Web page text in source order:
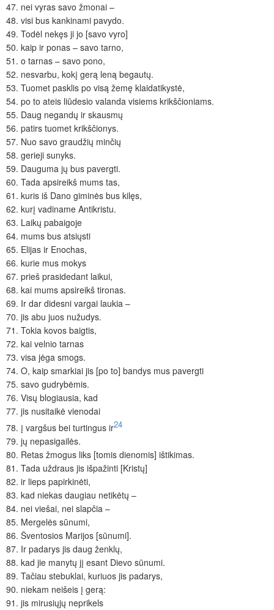
47. nei vyras savo žmonai –
48. visi bus kankinami pavydo.
49. Todėl nekęs ji jo [savo vyro]
50. kaip ir ponas – savo tarno,
51. o tarnas – savo pono,
52. nesvarbu, kokį gerą leną begautų.
53. Tuomet pasklis po visą žemę klaidatikystė,
54. po to ateis liūdesio valanda visiems krikščioniams.
55. Daug negandų ir skausmų
56. patirs tuomet krikščionys.
57. Nuo savo graudžių minčių
58. gerieji sunyks.
59. Dauguma jų bus pavergti.
60. Tada apsireikš mums tas,
61. kuris iš Dano giminės bus kilęs,
62. kurį vadiname Antikristu.
63. Laikų pabaigoje
64. mums bus atsiųsti
65. Elijas ir Enochas,
66. kurie mus mokys
67. prieš prasidedant laikui,
68. kai mums apsireikš tironas.
69. Ir dar didesni vargai laukia –
70. jis abu juos nužudys.
71. Tokia kovos baigtis,
72. kai velnio tarnas
73. visa jėga smogs.
74. O, kaip smarkiai jis [po to] bandys mus pavergti
75. savo gudrybėmis.
76. Visų blogiausia, kad
77. jis nusitaikė vienodai
78. į vargšus bei turtingus ir24
79. jų nepasigailės.
80. Retas žmogus liks [tomis dienomis] ištikimas.
81. Tada uždraus jis išpažinti [Kristų]
82. ir lieps papirkinėti,
83. kad niekas daugiau netikėtų –
84. nei viešai, nei slapčia –
85. Mergelės sūnumi,
86. Šventosios Marijos [sūnumi].
87. Ir padarys jis daug ženklų,
88. kad jie manytų jį esant Dievo sūnumi.
89. Tačiau stebuklai, kuriuos jis padarys,
90. niekam neišeis į gerą:
91. jis mirusiųjų neprikels